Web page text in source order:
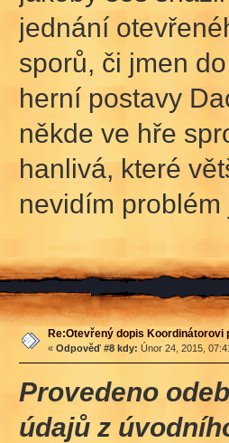
jednání
sporů, či jmen
herní postavy
někde ve hře
hanlivá, které
nevidím
Re:Otevřený dopis Koordinátorovi
« Odpověď #8 kdy: Únor 24, 2015,
Provedeno
údajů z